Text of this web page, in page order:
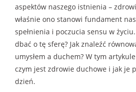
aspektów naszego istnienia –
właśnie ono stanowi fundament
spełnienia i poczucia sensu w
dbać o tę sferę? Jak znaleźć
umysłem a duchem? W tym
czym jest zdrowie duchowe i jak je
dzień.